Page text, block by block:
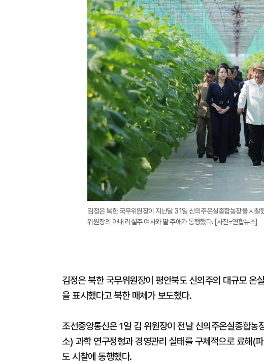
김정은 북한 국무위원장이 지난달 31일 신의주온실종합농장을 시
위원장의 아내 리설주 여사와 딸 주애가 동행했다. [사진=연합뉴스]
김정은 북한 국무위원장이 평안북도 신의주의 대규모 온
을 표시했다고 북한 매체가 보도했다.
조선중앙통신은 1일 김 위원장이 전날 신의주온실종합
소) 과학 연구정형과 경영관리 실태를 구체적으로 료해(
도 시찰에 동행했다.